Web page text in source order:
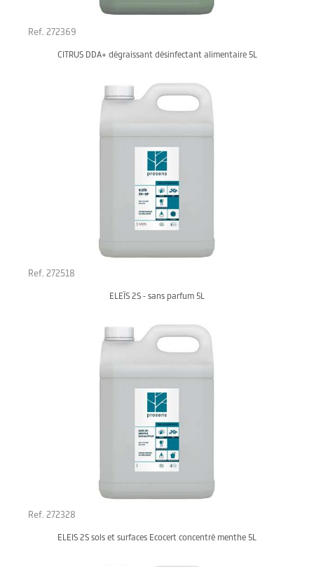
Ref. 272369
CITRUS DDA+ dégraissant désinfectant alimentaire 5L
Ref. 272518
ELEÏS 2S - sans parfum 5L
Ref. 272328
ELEIS 2S sols et surfaces Ecocert concentré menthe 5L